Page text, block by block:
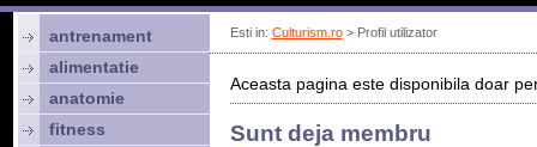
Esti in: Culturism.ro> Profil utilizator
Aceasta pagina este disponibila doar
Sunt deja membru
antrenament
alimentatie
anatomie
fitness